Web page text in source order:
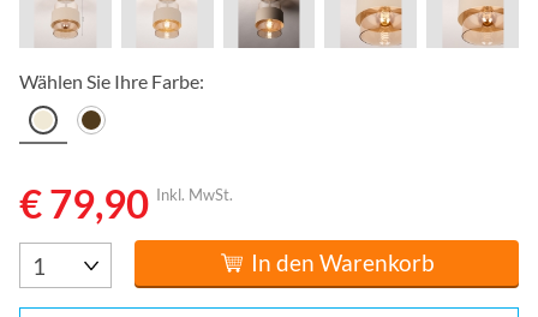
Wählen Sie Ihre Farbe:
€ 79,90 Inkl. MwSt.
In den Warenkorb